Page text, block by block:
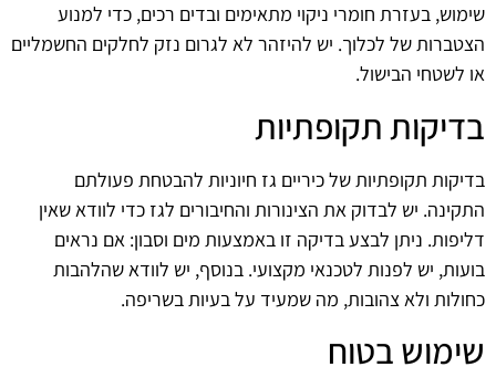
שימוש, בעזרת חומרי ניקוי מתאימים ובדים רכים, כדי למנוע
הצטברות של לכלוך. יש להיזהר לא לגרום נזק לחלקים החשמליים
או לשטחי הבישול.
בדיקות תקופתיות
בדיקות תקופתיות של כיריים גז חיוניות להבטחת פעולתם
התקינה. יש לבדוק את הצינורות והחיבורים לגז כדי לוודא שאין
דליפות. ניתן לבצע בדיקה זו באמצעות מים וסבון: אם נראים
בועות, יש לפנות לטכנאי מקצועי. בנוסף, יש לוודא שהלהבות
כחולות ולא צהובות, מה שמעיד על בעיות בשריפה.
שימוש בטוח